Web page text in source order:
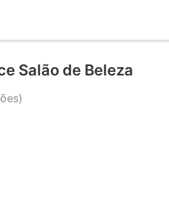
Salão de Beleza